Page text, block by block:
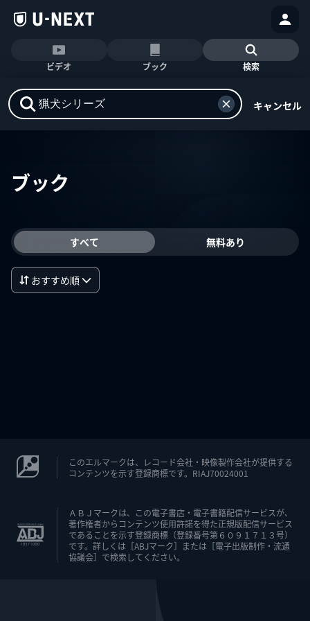
ビデオ ブック 検索
キャンセル
ブック
すべて 無料あり
おすすめ順
このエルマークは、レコード会社・映像製作会社が提供する
コンテンツを示す登録商標です。RIAJ70024001
ＡＢＪマークは、この電子書店・電子書籍配信サービスが、
著作権者からコンテンツ使用許諾を得た正規版配信サービス
であることを示す登録商標（登録番号第６０９１７１３号）
です。詳しくは［ABJマーク］または［電子出版制作・流通
協議会］で検索してください。